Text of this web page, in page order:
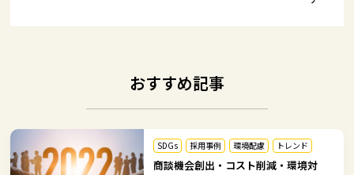
おすすめ記事
SDGs 採用事例 環境配慮 トレンド
商談機会創出・コスト削減・環境対